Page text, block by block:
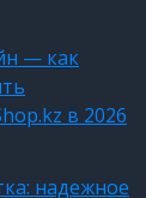
— как
в 2026
надежное